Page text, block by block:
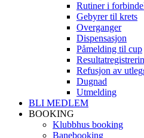
Rutiner i
Gebyrer til krets
Overganger
Dispensasjon
Påmelding til cup
Refusjon av
Dugnad
Utmelding
BLI MEDLEM
BOOKING
Klubbhus booking
Banebooking